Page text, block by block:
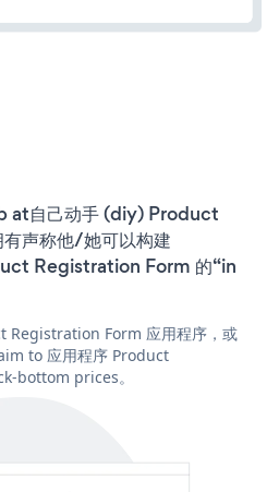
at自己动手 (diy) Product
声称他/她可以构建
Registration Form 的“in
Registration Form 应用程序，或
to 应用程序 Product
bottom prices。